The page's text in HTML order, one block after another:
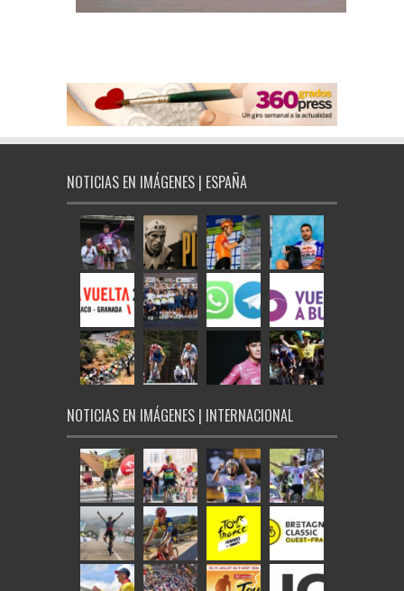
NOTICIAS EN IMÁGENES | ESPAÑA
NOTICIAS EN IMÁGENES | INTERNACIONAL